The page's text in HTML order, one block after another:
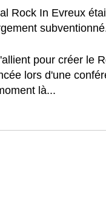
Rock In Evreux
pour créer le
lors d'une
là...